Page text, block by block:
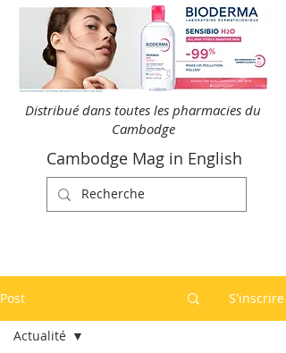
Distribué dans toutes les pharmacies du
Cambodge
Cambodge Mag in English
Post S'inscrire
Actualité